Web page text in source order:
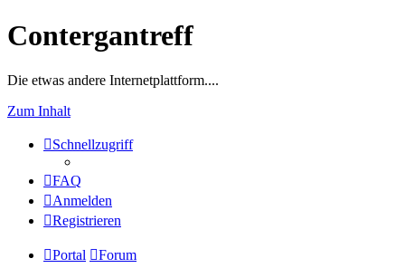
Contergantreff
Die etwas andere Internetplattform....
Zum Inhalt
Schnellzugriff
FAQ
Anmelden
Registrieren
Portal Forum